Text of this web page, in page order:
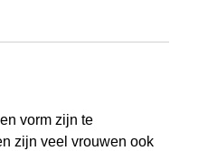
vorm zijn te
zijn veel vrouwen ook